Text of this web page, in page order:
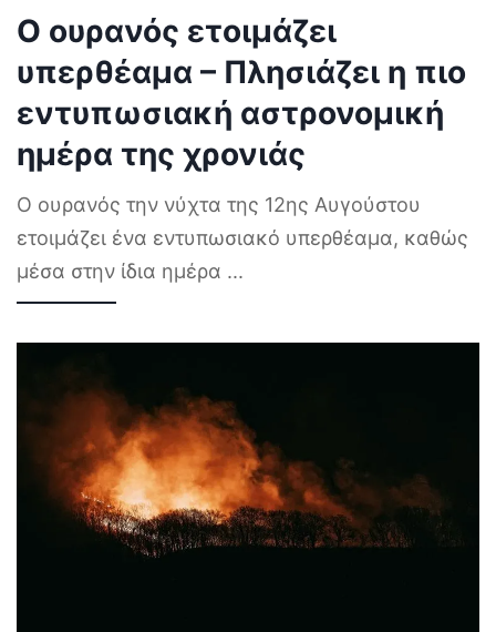
Ο ουρανός ετοιμάζει
υπερθέαμα – Πλησιάζει η πιο
εντυπωσιακή αστρονομική
ημέρα της χρονιάς
Ο ουρανός την νύχτα της 12ης Αυγούστου
ετοιμάζει ένα εντυπωσιακό υπερθέαμα, καθώς
μέσα στην ίδια ημέρα ...